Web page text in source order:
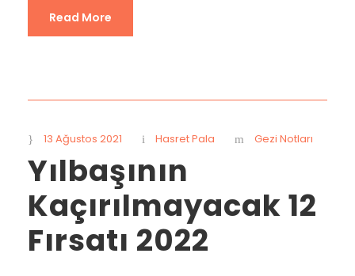
Read More
13 Ağustos 2021 Hasret Pala Gezi Notları
Yılbaşının
Kaçırılmayacak 12
Fırsatı 2022